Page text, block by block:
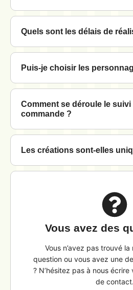
Quels sont les délais de
Puis-je choisir les
Comment se déroule le suivi
commande ?
Les créations sont-elles
Vous avez des
Vous n’avez pas trouvé
question ou vous avez une
? N’hésitez pas à nous
de contact.